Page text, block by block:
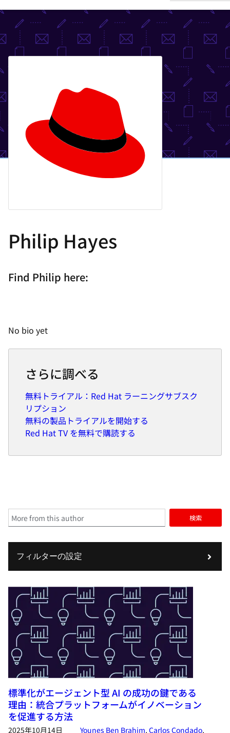
語
選
て
く
だ
さ
い
Philip Hayes
Find Philip here:
No bio yet
さらに調べる
無料トライアル：Red Hat ラーニングサブスク
リプション
無料の製品トライアルを開始する
Red Hat TV を無料で購読する
検索
フィルターの設定
標準化がエージェント型 AI の成功の鍵である
理由：統合プラットフォームがイノベーション
を促進する方法
2025年10月14日 Younes Ben Brahim, Carlos Condado,